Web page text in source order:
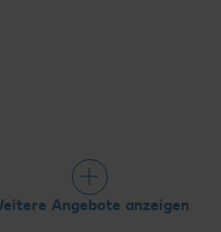
Angebote anzeigen